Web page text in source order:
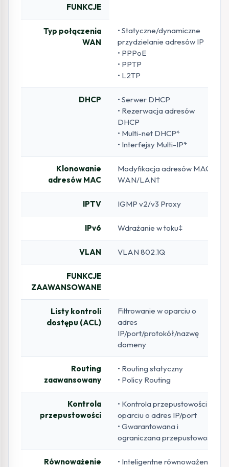
FUNKCJE
Typ połączenia
WAN
• Statyczne/dynamiczne
przydzielanie adresów IP
• PPPoE
• PPTP
• L2TP
DHCP
• Serwer DHCP
• Rezerwacja adresów
DHCP
• Multi-net DHCP*
• Interfejsy Multi-IP*
Klonowanie
adresów MAC
Modyfikacja adresów MAC
WAN/LAN†
IPTV IGMP v2/v3 Proxy
IPv6 Wdrażanie w toku‡
VLAN VLAN 802.1Q
FUNKCJE
ZAAWANSOWANE
Listy kontroli
dostępu (ACL)
Filtrowanie w oparciu o
adres
IP/port/protokół/nazwę
domeny
Routing
zaawansowany
• Routing statyczny
• Policy Routing
Kontrola
przepustowości
• Kontrola przepustowości w
oparciu o adres IP/port
• Gwarantowana i
ograniczana przepustowość
Równoważenie
• Inteligentne równoważenie